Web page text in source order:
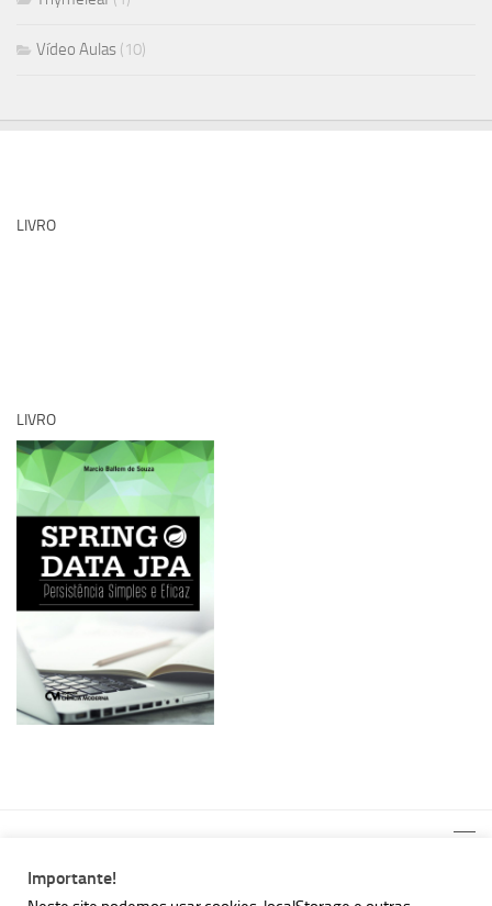
Vídeo Aulas (10)
LIVRO
LIVRO
Importante!